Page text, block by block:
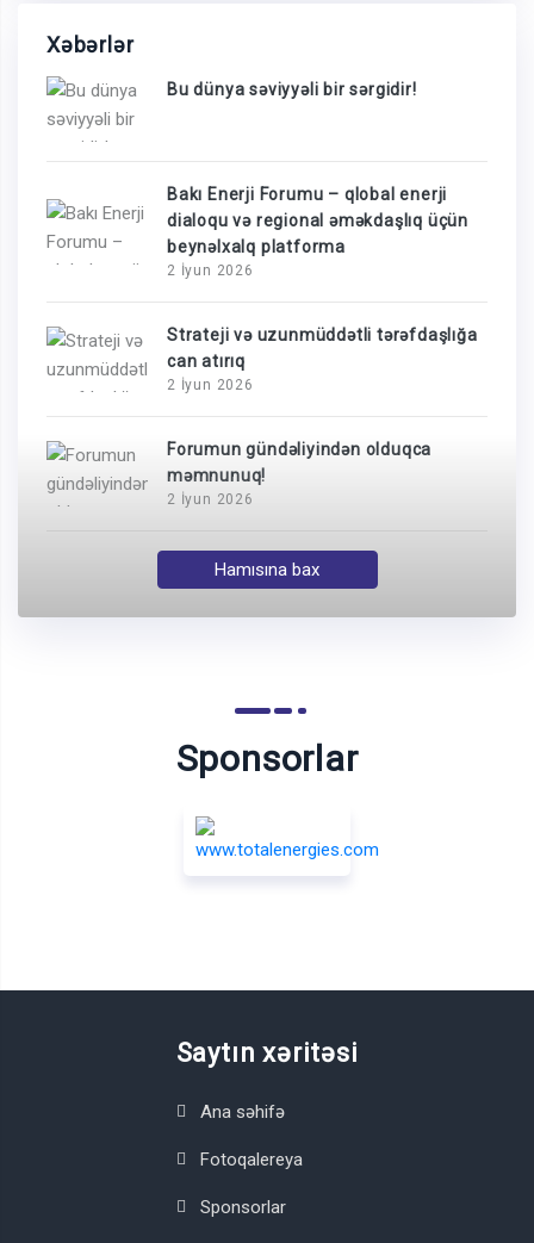
Xəbərlər
Bu dünya səviyyəli bir sərgidir!
Bakı Enerji Forumu – qlobal enerji
dialoqu və regional əməkdaşlıq üçün
beynəlxalq platforma
2 İyun 2026
Strateji və uzunmüddətli tərəfdaşlığa
can atırıq
2 İyun 2026
Forumun gündəliyindən olduqca
məmnunuq!
2 İyun 2026
Hamısına bax
Sponsorlar
Saytın xəritəsi
Ana səhifə
Fotoqalereya
Sponsorlar